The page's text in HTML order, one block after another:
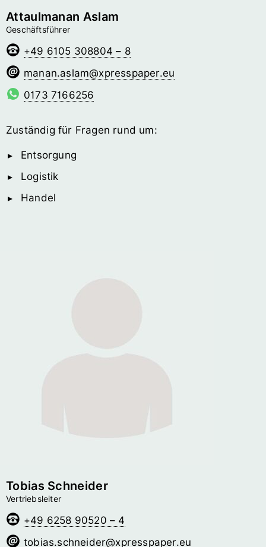
Attaulmanan Aslam
Geschäftsführer
+49 6105 308804 – 8
malsa.nanam@­xpresspaper.eu
0173 7166256
Zuständig für Fragen rund um:
Entsorgung
Logistik
Handel
Tobias Schneider
Vertriebsleiter
+49 6258 90520 – 4
redienhcs.saibot@­xpresspaper.eu